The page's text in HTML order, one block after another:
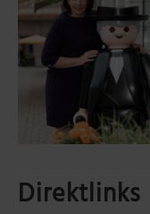
Direktlinks